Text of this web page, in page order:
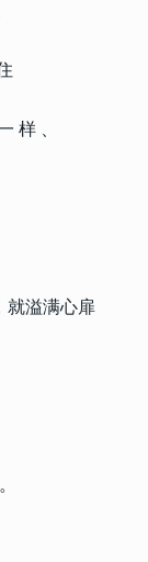
样 、
就溢满心扉